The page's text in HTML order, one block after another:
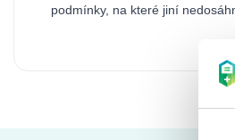
podmínky, na které jiní